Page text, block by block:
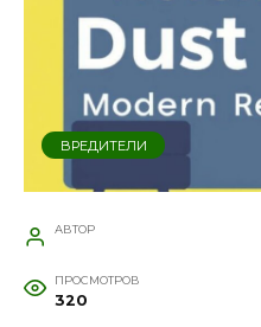
ВРЕДИТЕЛИ
АВТОР
ПРОСМОТРОВ
320